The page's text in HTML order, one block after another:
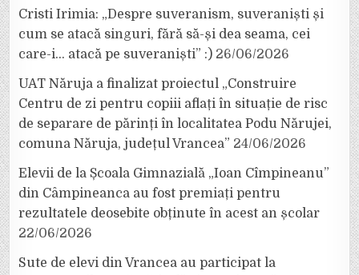
Cristi Irimia: „Despre suveranism, suveraniști și
cum se atacă singuri, fără să-și dea seama, cei
care-i… atacă pe suveraniști” :) 26/06/2026
UAT Năruja a finalizat proiectul „Construire
Centru de zi pentru copiii aflați în situație de risc
de separare de părinți în localitatea Podu Nărujei,
comuna Năruja, județul Vrancea” 24/06/2026
Elevii de la Școala Gimnazială „Ioan Cîmpineanu”
din Câmpineanca au fost premiați pentru
rezultatele deosebite obținute în acest an școlar
22/06/2026
Sute de elevi din Vrancea au participat la